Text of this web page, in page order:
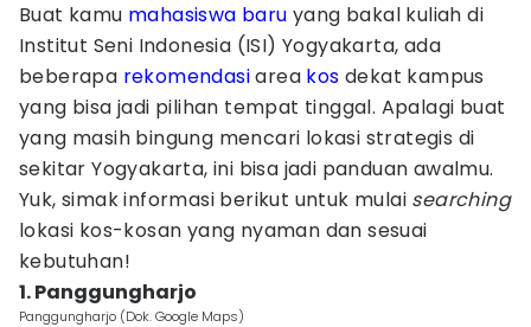
Buat kamu mahasiswa baru yang bakal kuliah di
Institut Seni Indonesia (ISI) Yogyakarta, ada
beberapa rekomendasiarea kos dekat kampus
yang bisa jadi pilihan tempat tinggal. Apalagi buat
yang masih bingung mencari lokasi strategis di
sekitar Yogyakarta, ini bisa jadi panduan awalmu.
Yuk, simak informasi berikut untuk mulai searching
lokasi kos-kosan yang nyaman dan sesuai
kebutuhan!
1. Panggungharjo
Panggungharjo (Dok. Google Maps)